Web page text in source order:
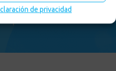
de privacidad
monetaria del subsidio
para el 2025